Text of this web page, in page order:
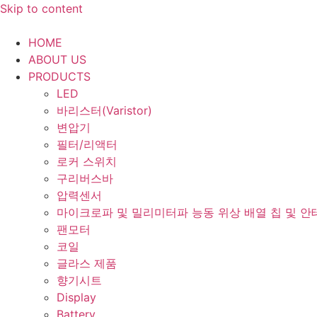
Skip to content
HOME
ABOUT US
PRODUCTS
LED
바리스터(Varistor)
변압기
필터/리액터
로커 스위치
구리버스바
압력센서
마이크로파 및 밀리미터파 능동 위상 배열 칩 및 안
팬모터
코일
글라스 제품
향기시트
Display
Battery